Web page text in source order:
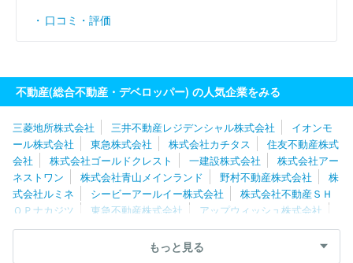
口コミ・評価
不動産(総合不動産・デベロッパー) の人気企業をみる
三菱地所株式会社 三井不動産レジデンシャル株式会社
イオンモ
ール株式会社
東急株式会社 株式会社カチタス
住友不動産株式
会社
株式会社ゴールドクレスト 一建設株式会社
株式会社アー
ネストワン
株式会社青山メインランド 野村不動産株式会社
株
式会社ルミネ
シービーアールイー株式会社
株式会社不動産ＳＨ
ＯＰナカジツ
東急不動産株式会社
アップウィッシュ株式会社
森ビル株式会社
東京建物株式会社 リバー産業株式会社
静岡
株式会社クレアスライフ
プロパティエージェント
株式会社
もっと見る